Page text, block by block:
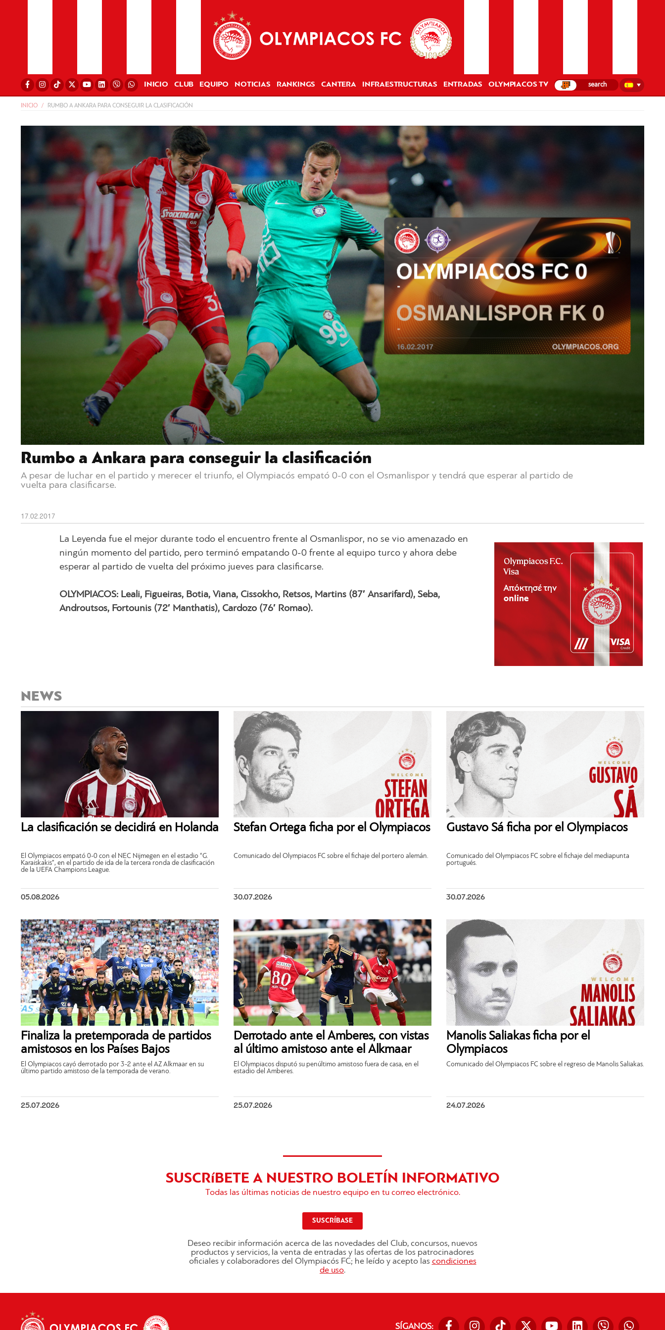
INICIO CLUB EQUIPO NOTICIAS RANKINGS CANTERA INFRAESTRUCTURAS ENTRADAS OLYMPIACOS TV
INICIO RUMBO A ANKARA PARA CONSEGUIR LA CLASIFICACIÓN
Rumbo a Ankara para conseguir la clasificación
A pesar de luchar en el partido y merecer el triunfo, el Olympiacós empató 0-0 con el Osmanlispor y tendrá que esperar al partido de
vuelta para clasificarse.
17.02.2017
La Leyenda fue el mejor durante todo el encuentro frente al Osmanlispor, no se vio amenazado en
ningún momento del partido, pero terminó empatando 0-0 frente al equipo turco y ahora debe
esperar al partido de vuelta del próximo jueves para clasificarse.
OLYMPIACOS: Leali, Figueiras, Botia, Viana, Cissokho, Retsos, Martins (87′ Ansarifard), Seba,
Androutsos, Fortounis (72′ Manthatis), Cardozo (76′ Romao).
NEWS
La clasificación se decidirá en Holanda
El Olympiacos empató 0-0 con el NEC Nijmegen en el estadio “G.
Karaiskakis”, en el partido de ida de la tercera ronda de clasificación
de la UEFA Champions League.
05.08.2026
Stefan Ortega ficha por el Olympiacos
Comunicado del Olympiacos FC sobre el fichaje del portero alemán.
30.07.2026
Gustavo Sá ficha por el Olympiacos
Comunicado del Olympiacos FC sobre el fichaje del mediapunta
portugués.
30.07.2026
Finaliza la pretemporada de partidos
amistosos en los Países Bajos
El Olympiacos cayó derrotado por 3-2 ante el AZ Alkmaar en su
último partido amistoso de la temporada de verano.
25.07.2026
Derrotado ante el Amberes, con vistas
al último amistoso ante el Alkmaar
El Olympiacos disputó su penúltimo amistoso fuera de casa, en el
estadio del Amberes.
25.07.2026
Manolis Saliakas ficha por el
Olympiacos
Comunicado del Olympiacos FC sobre el regreso de Manolis Saliakas.
24.07.2026
SUSCRíBETE A NUESTRO BOLETÍN INFORMATIVO
Todas las últimas noticias de nuestro equipo en tu correo electrónico.
SUSCRÍBASE
Deseo recibir información acerca de las novedades del Club, concursos, nuevos
productos y servicios, la venta de entradas y las ofertas de los patrocinadores
oficiales y colaboradores del Olympiacós FC; he leído y acepto las condiciones
de uso.
SÍGANOS: